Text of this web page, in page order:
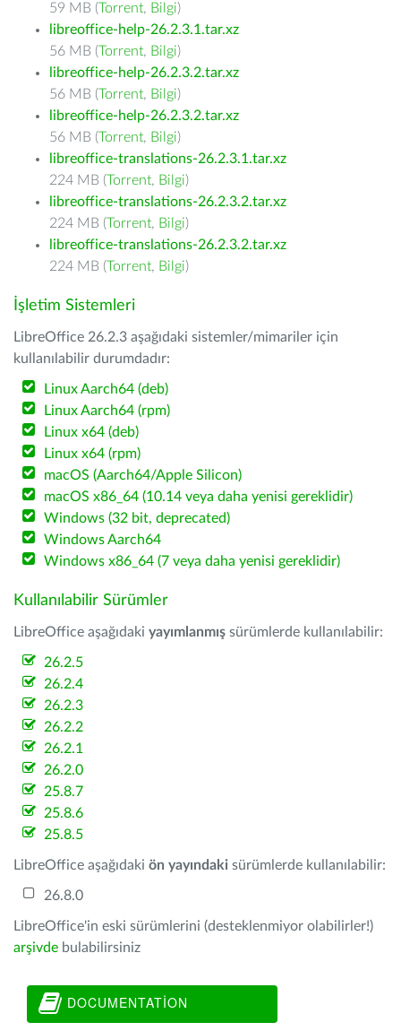
59 MB (Torrent, Bilgi)
libreoffice-help-26.2.3.1.tar.xz
56 MB (Torrent, Bilgi)
libreoffice-help-26.2.3.2.tar.xz
56 MB (Torrent, Bilgi)
libreoffice-help-26.2.3.2.tar.xz
56 MB (Torrent, Bilgi)
libreoffice-translations-26.2.3.1.tar.xz
224 MB (Torrent, Bilgi)
libreoffice-translations-26.2.3.2.tar.xz
224 MB (Torrent, Bilgi)
libreoffice-translations-26.2.3.2.tar.xz
224 MB (Torrent, Bilgi)
İşletim Sistemleri
LibreOffice 26.2.3 aşağıdaki sistemler/mimariler için
kullanılabilir durumdadır:
Linux Aarch64 (deb)
Linux Aarch64 (rpm)
Linux x64 (deb)
Linux x64 (rpm)
macOS (Aarch64/Apple Silicon)
macOS x86_64 (10.14 veya daha yenisi gereklidir)
Windows (32 bit, deprecated)
Windows Aarch64
Windows x86_64 (7 veya daha yenisi gereklidir)
Kullanılabilir Sürümler
LibreOffice aşağıdaki yayımlanmış sürümlerde kullanılabilir:
26.2.5
26.2.4
26.2.3
26.2.2
26.2.1
26.2.0
25.8.7
25.8.6
25.8.5
LibreOffice aşağıdaki ön yayındaki sürümlerde kullanılabilir:
26.8.0
LibreOffice'in eski sürümlerini (desteklenmiyor olabilirler!)
arşivde bulabilirsiniz
DOCUMENTATION